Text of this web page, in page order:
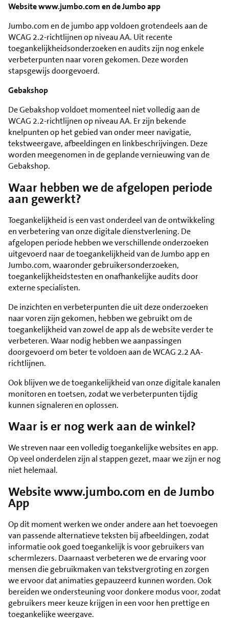
Website www.jumbo.com en de Jumbo app
Jumbo.com en de jumbo app voldoen grotendeels aan de
WCAG 2.2-richtlijnen op niveau AA. Uit recente
toegankelijkheidsonderzoeken en audits zijn nog enkele
verbeterpunten naar voren gekomen. Deze worden
stapsgewijs doorgevoerd.
Gebakshop
De Gebakshop voldoet momenteel niet volledig aan de
WCAG 2.2-richtlijnen op niveau AA. Er zijn bekende
knelpunten op het gebied van onder meer navigatie,
tekstweergave, afbeeldingen en linkbeschrijvingen. Deze
worden meegenomen in de geplande vernieuwing van de
Gebakshop.
Waar hebben we de afgelopen periode
aan gewerkt?
Toegankelijkheid is een vast onderdeel van de ontwikkeling
en verbetering van onze digitale dienstverlening. De
afgelopen periode hebben we verschillende onderzoeken
uitgevoerd naar de toegankelijkheid van de Jumbo app en
Jumbo.com, waaronder gebruikersonderzoeken,
toegankelijkheidstesten en onafhankelijke audits door
externe specialisten.
De inzichten en verbeterpunten die uit deze onderzoeken
naar voren zijn gekomen, hebben we gebruikt om de
toegankelijkheid van zowel de app als de website verder te
verbeteren. Waar nodig hebben we aanpassingen
doorgevoerd om beter te voldoen aan de WCAG 2.2 AA-
richtlijnen.
Ook blijven we de toegankelijkheid van onze digitale kanalen
monitoren en toetsen, zodat we verbeterpunten tijdig
kunnen signaleren en oplossen.
Waar is er nog werk aan de winkel?
We streven naar een volledig toegankelijke websites en app.
Op veel onderdelen zijn al stappen gezet, maar we zijn er nog
niet helemaal.
Website www.jumbo.com en de Jumbo
App
Op dit moment werken we onder andere aan het toevoegen
van passende alternatieve teksten bij afbeeldingen, zodat
informatie ook goed toegankelijk is voor gebruikers van
schermlezers. Daarnaast verbeteren we de ervaring voor
mensen die gebruikmaken van tekstvergroting en zorgen
we ervoor dat animaties gepauzeerd kunnen worden. Ook
bereiden we ondersteuning voor donkere modus voor, zodat
gebruikers meer keuze krijgen in een voor hen prettige en
toegankelijke weergave.